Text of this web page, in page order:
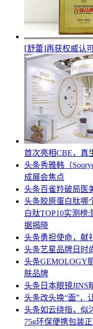
⌈舒蕾⌋再获权威认可
首次亮相CBE，真
头条秀雅韩（
成展会焦点
头条百雀羚破局医
头条胶原蛋白肽哪
白肽TOP10实测榜
据揭晓
头条勇担使命，献
头条艺星品牌日时
头条GEMOLOGY
肤品牌
头条 日本眼镜JINS
头条改头换“面”，
头条如云绕指，似
75g环保便携包装